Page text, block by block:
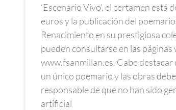
‘Escenario Vivo’, el certamen
euros y la publicación del
Renacimiento en su prestigiosa
pueden consultarse en las
www.fsanmillan.es. Cabe
un único poemario y las obras
responsable de que no han sido
artificial